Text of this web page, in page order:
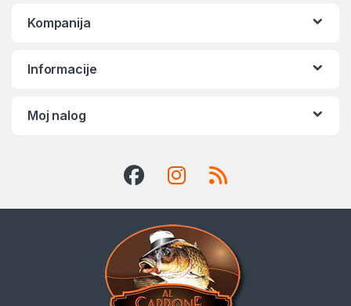
Kompanija
Informacije
Moj nalog